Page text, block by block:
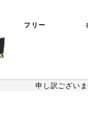
フリー
申し訳ござい